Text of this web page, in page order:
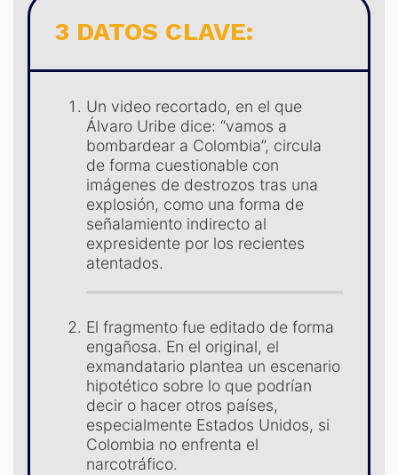
3 DATOS CLAVE:
Un video recortado, en el que
Álvaro Uribe dice: “vamos a
bombardear a Colombia”, circula
de forma cuestionable con
imágenes de destrozos tras una
explosión, como una forma de
señalamiento indirecto al
expresidente por los recientes
atentados.
El fragmento fue editado de forma
engañosa. En el original, el
exmandatario plantea un escenario
hipotético sobre lo que podrían
decir o hacer otros países,
especialmente Estados Unidos, si
Colombia no enfrenta el
narcotráfico.